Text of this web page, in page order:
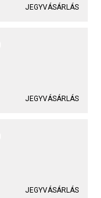
JEGYVÁSÁRLÁS
JEGYVÁSÁRLÁS
JEGYVÁSÁRLÁS